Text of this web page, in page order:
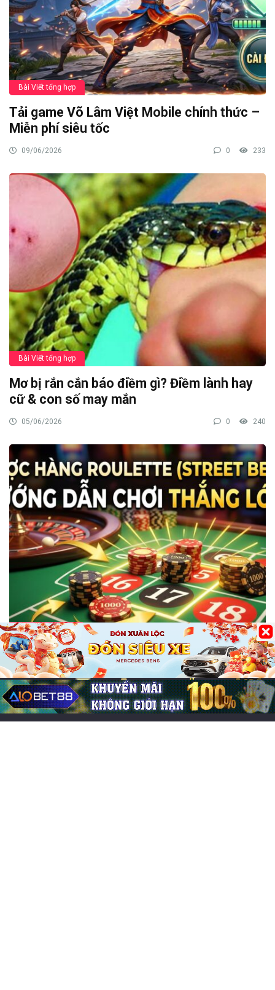
Bài Viết tổng hợp
Tải game Võ Lâm Việt Mobile chính thức –
Miễn phí siêu tốc
09/06/2026 0 233
Bài Viết tổng hợp
Mơ bị rắn cắn báo điềm gì? Điềm lành hay
cữ & con số may mắn
05/06/2026 0 240
Bài Viết tổng hợp
Cược hàng Roulette (Street Bet) là gì?
Cách chơi thắng lớn
29/05/2026 0 248